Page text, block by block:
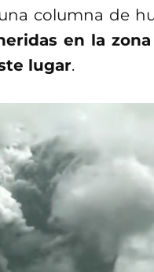
columna de
en la
lugar.